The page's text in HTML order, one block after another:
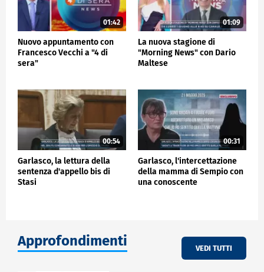
01:42
Nuovo appuntamento con
Francesco Vecchi a "4 di
sera"
01:09
La nuova stagione di
"Morning News" con Dario
Maltese
00:54
Garlasco, la lettura della
sentenza d'appello bis di
Stasi
00:31
Garlasco, l'intercettazione
della mamma di Sempio con
una conoscente
Approfondimenti VEDI TUTTI